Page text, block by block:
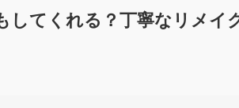
してくれる？丁寧なリメイ